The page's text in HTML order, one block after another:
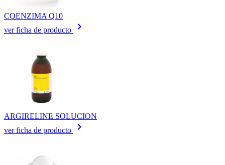
COENZIMA Q10
ver ficha de producto
keyboard_arrow_right
ARGIRELINE SOLUCION
ver ficha de producto
keyboard_arrow_right